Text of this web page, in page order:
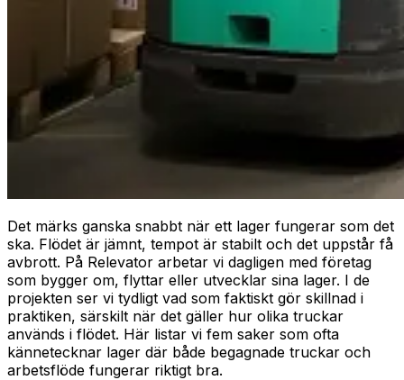
Det märks ganska snabbt när ett lager fungerar som det
ska. Flödet är jämnt, tempot är stabilt och det uppstår få
avbrott. På Relevator arbetar vi dagligen med företag
som bygger om, flyttar eller utvecklar sina lager. I de
projekten ser vi tydligt vad som faktiskt gör skillnad i
praktiken, särskilt när det gäller hur olika truckar
används i flödet. Här listar vi fem saker som ofta
kännetecknar lager där både begagnade truckar och
arbetsflöde fungerar riktigt bra.